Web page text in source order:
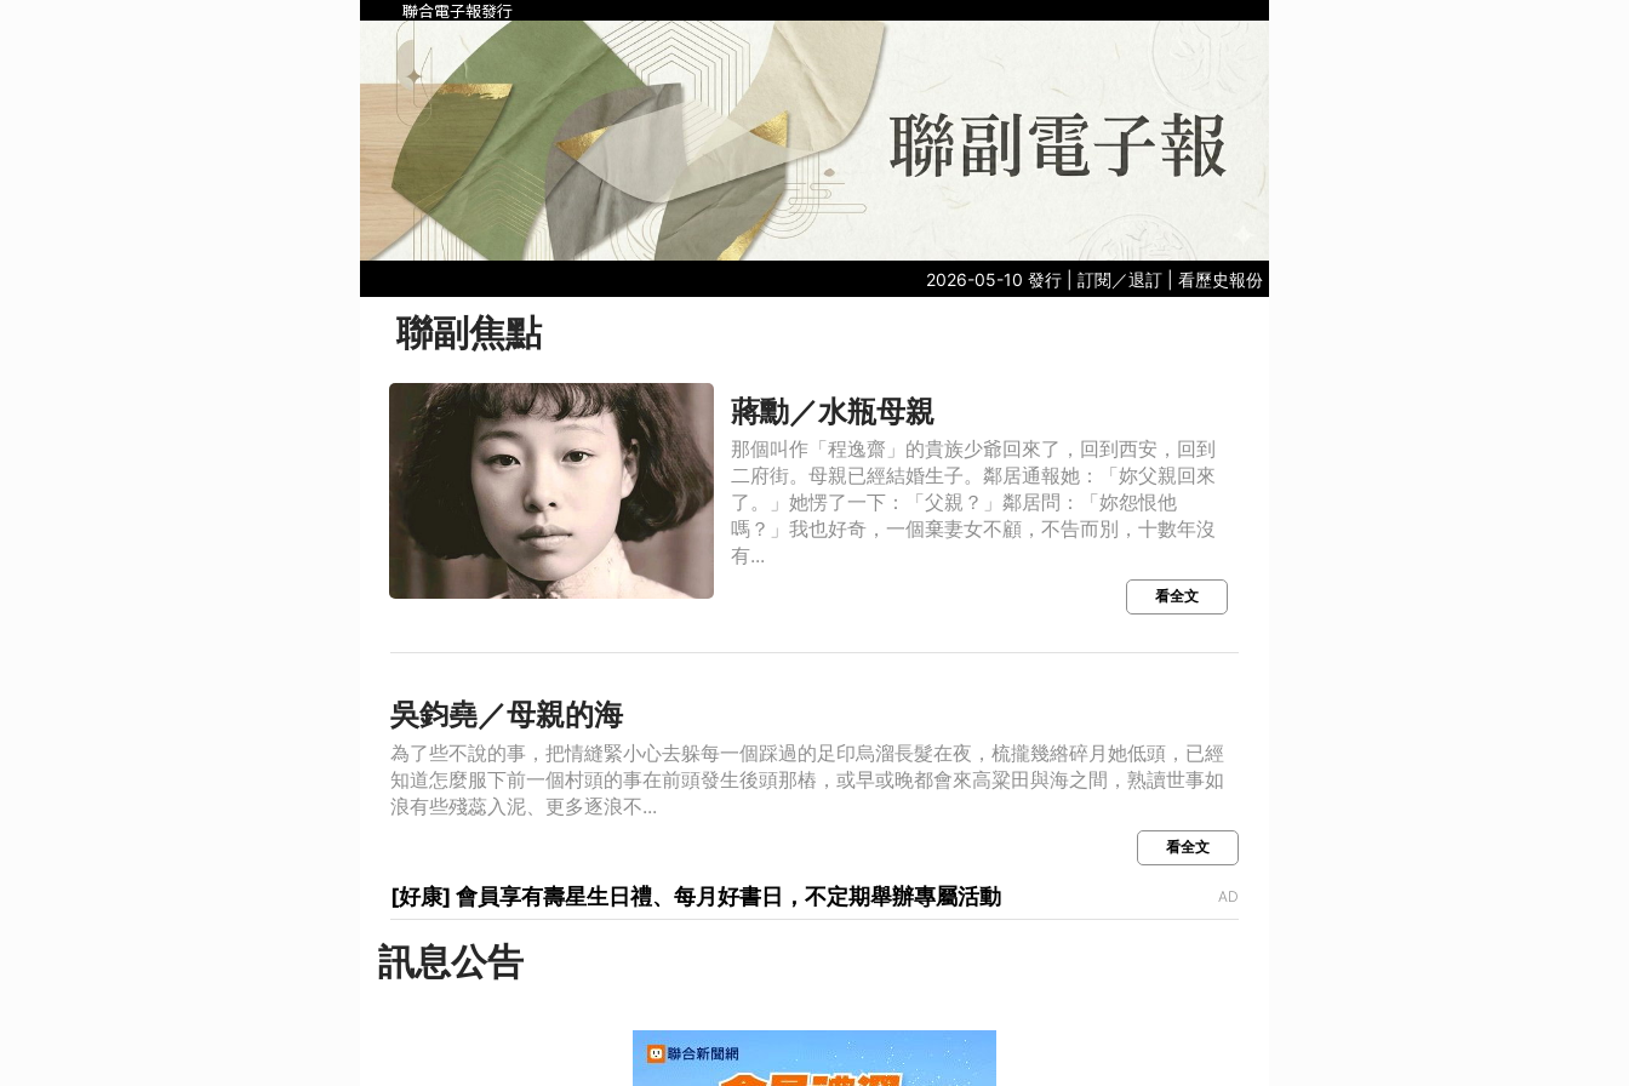
聯合電子報發行
2026-05-10 發行 | 訂閱／退訂 看歷史報份
聯副焦點
蔣勳／水瓶母親
那個叫作「程逸齋」的貴族少爺回來了，回到西安，回到
二府街。母親已經結婚生子。鄰居通報她：「妳父親回來
了。」她愣了一下：「父親？」鄰居問：「妳怨恨他
嗎？」我也好奇，一個棄妻女不顧，不告而別，十數年沒
有...
看全文
吳鈞堯／母親的海
為了些不說的事，把情縫緊小心去躲每一個踩過的足印烏溜長髮在夜，梳攏幾綹碎月她低頭，已經
知道怎麼服下前一個村頭的事在前頭發生後頭那樁，或早或晚都會來高粱田與海之間，熟讀世事如
浪有些殘蕊入泥、更多逐浪不...
看全文
[好康] 會員享有壽星生日禮、每月好書日，不定期舉辦專屬活動 AD
訊息公告